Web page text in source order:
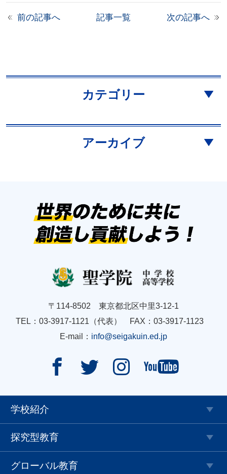
前の記事へ 記事一覧 次の記事へ
カテゴリー
アーカイブ
〒114-8502 東京都北区中里3-12-1
TEL：03-3917-1121（代表） FAX：03-3917-1123
E-mail： info@seigakuin.ed.jp
   
学校紹介
探究型教育
グローバル教育